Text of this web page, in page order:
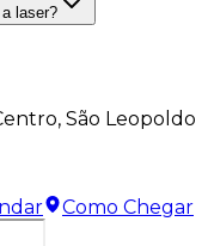
laser?
São Leopoldo
Como Chegar